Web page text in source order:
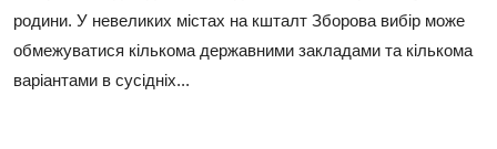
родини. У невеликих містах на кшталт Зборова вибір може
обмежуватися кількома державними закладами та кількома
варіантами в сусідніх...